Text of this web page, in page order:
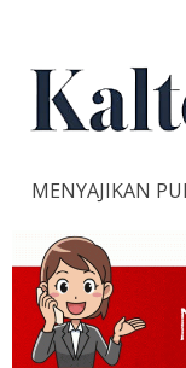
content
MENYAJIKAN